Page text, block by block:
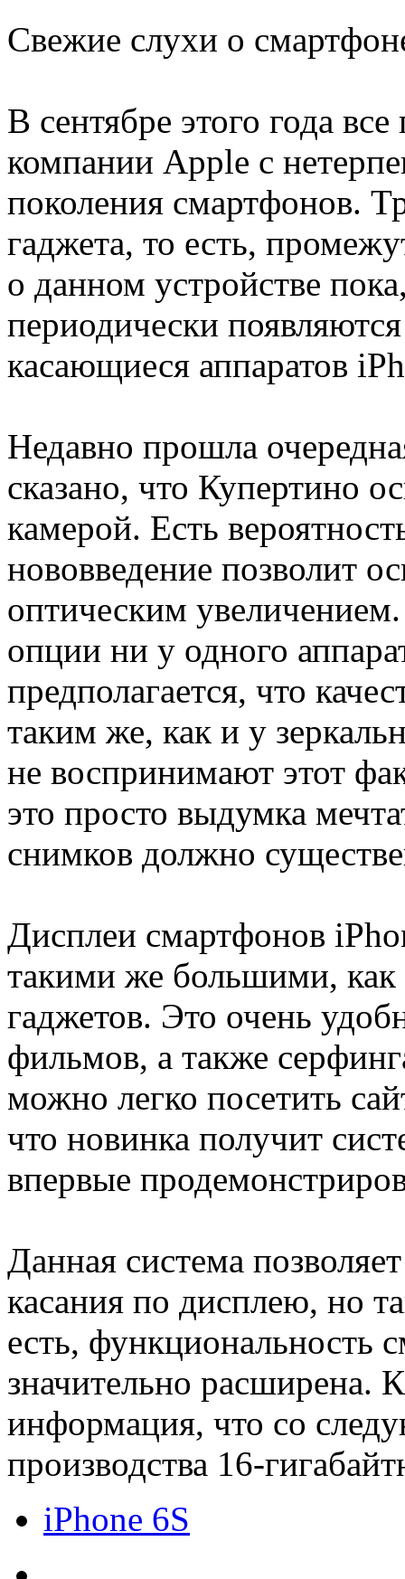
Свежие слухи о
В сентябре этого года
компании Apple с
поколения смартфонов.
гаджета, то есть,
о данном устройстве
периодически
касающиеся аппаратов
Недавно прошла
сказано, что Купертино
камерой. Есть
нововведение позволит
оптическим
опции ни у одного
предполагается, что
таким же, как и у
не воспринимают этот
это просто выдумка
снимков должно
Дисплеи смартфонов
такими же большими,
гаджетов. Это очень
фильмов, а также
можно легко посетить
что новинка получит
впервые
Данная система
касания по дисплею, но
есть, функциональность
значительно расширена.
информация, что со
производства 16-
iPhone 6S